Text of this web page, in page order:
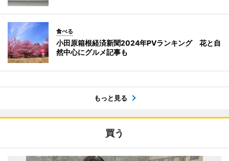
食べる
小田原箱根経済新聞2024年PVランキング 花と自
然中心にグルメ記事も
もっと見る
買う